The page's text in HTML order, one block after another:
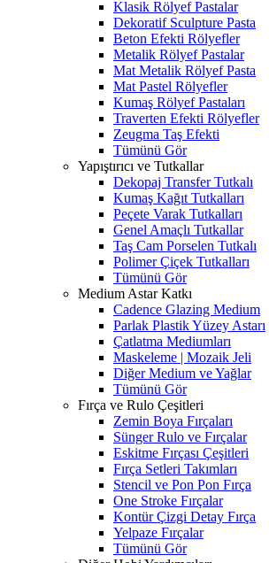
Klasik Rölyef Pastalar
Dekoratif Sculpture Pasta
Beton Efekti Rölyefler
Metalik Rölyef Pastalar
Mat Metalik Rölyef Pasta
Mat Pastel Rölyefler
Kumaş Rölyef Pastaları
Traverten Efekti Rölyefler
Zeugma Taş Efekti
Tümünü Gör
Yapıştırıcı ve Tutkallar
Dekopaj Transfer Tutkalı
Kumaş Kağıt Tutkalları
Peçete Varak Tutkalları
Genel Amaçlı Tutkallar
Taş Cam Porselen Tutkalı
Polimer Çiçek Tutkalları
Tümünü Gör
Medium Astar Katkı
Cadence Glazing Medium
Parlak Plastik Yüzey Astarı
Çatlatma Mediumları
Maskeleme | Mozaik Jeli
Diğer Medium ve Yağlar
Tümünü Gör
Fırça ve Rulo Çeşitleri
Zemin Boya Fırçaları
Sünger Rulo ve Fırçalar
Eskitme Fırçası Çeşitleri
Fırça Setleri Takımları
Stencil ve Pon Pon Fırça
One Stroke Fırçalar
Kontür Çizgi Detay Fırça
Yelpaze Fırçalar
Tümünü Gör